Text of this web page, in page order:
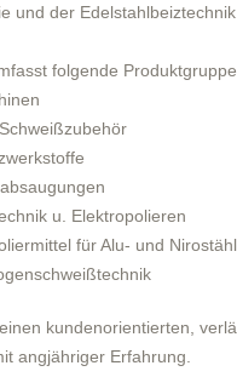
und der Edelstahlbeiztechnik.
folgende
u. Elektropolieren
für Alu- und
kundenorientierten,
angjähriger Erfahrung.